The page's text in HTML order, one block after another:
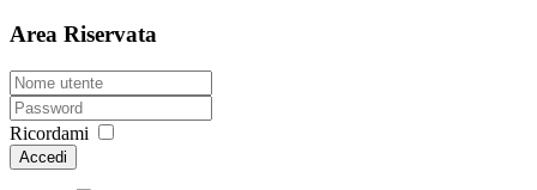
Area Riservata
Ricordami
Accedi